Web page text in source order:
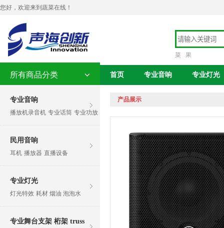
您好，欢迎来到蔬菜在线！
菜 果
所有商品分类
专业音响
播放机录音机 专业话筒 专业功放
民用音响
耳机 播放器 直播设备
专业灯光
灯光特效 耗材 烟油 泡泡水
专业舞台支架 桁架 truss
首页 专业音响 专业灯光
产品展示